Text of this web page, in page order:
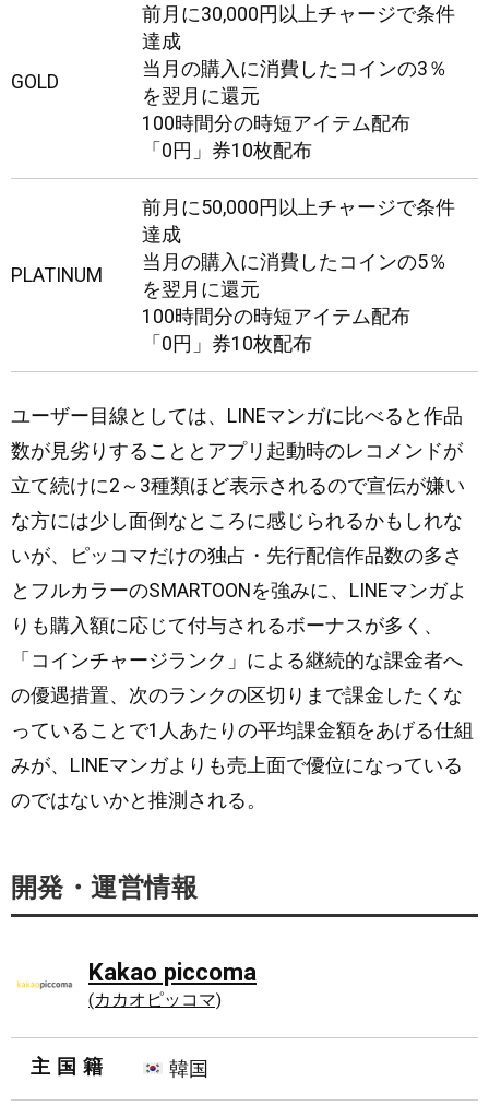
GOLD
前月に30,000円以上チャージで条件
達成
当月の購入に消費したコインの3％
を翌月に還元
100時間分の時短アイテム配布
「0円」券10枚配布
PLATINUM
前月に50,000円以上チャージで条件
達成
当月の購入に消費したコインの5％
を翌月に還元
100時間分の時短アイテム配布
「0円」券10枚配布
ユーザー目線としては、LINEマンガに比べると作品
数が見劣りすることとアプリ起動時のレコメンドが
立て続けに2～3種類ほど表示されるので宣伝が嫌い
な方には少し面倒なところに感じられるかもしれな
いが、ピッコマだけの独占・先行配信作品数の多さ
とフルカラーのSMARTOONを強みに、LINEマンガよ
りも購入額に応じて付与されるボーナスが多く、
「コインチャージランク」による継続的な課金者へ
の優遇措置、次のランクの区切りまで課金したくな
っていることで1人あたりの平均課金額をあげる仕組
みが、LINEマンガよりも売上面で優位になっている
のではないかと推測される。
開発・運営情報
Kakao piccoma
(カカオピッコマ)
主国籍 韓国